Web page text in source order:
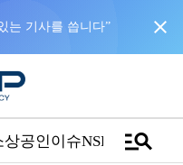
는 기사를 씁니다” close
상공인이슈NSPTVmanage_search